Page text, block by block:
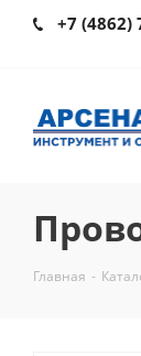
+7 (4862)
Главная -